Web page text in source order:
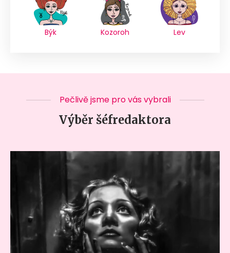
Býk Kozoroh Lev
Pečlivě jsme pro vás vybrali
Výběr šéfredaktora